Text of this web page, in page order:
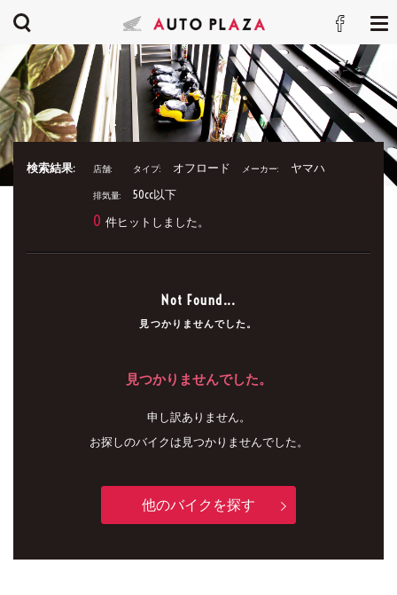
検索結果: 店舗: タイプ: オフロード メーカー: ヤマハ
排気量: 50cc以下
0 件ヒットしました。
Not Found...
見つかりませんでした。
見つかりませんでした。
申し訳ありません。
お探しのバイクは見つかりませんでした。
他のバイクを探す